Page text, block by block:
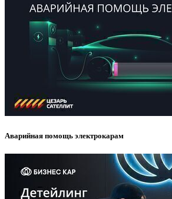
Аварийная помощь электрокарам